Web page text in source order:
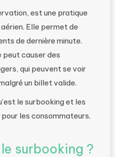
est une pratique
Elle permet de
de dernière minute.
causer des
qui peuvent se voir
un billet valide.
le surbooking et les
les consommateurs.
surbooking ?